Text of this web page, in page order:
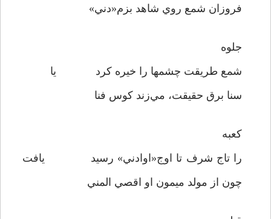
فروزان شمع روي شاهد بزم«دني»
جلوه
شمع طريقت چشمها را خيره کرد يا
سنا برق حقيقت، مي‌زند کوس فنا
کعبه
را تاج شرف تا اوج«اوادني» رسيد يافت
چون از مولد ميمون او اقصي المني